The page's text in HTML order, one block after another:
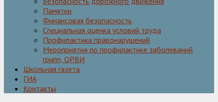
Памятки
Финансовая безопасность
Специальная оценка условий труда
Профилактика правонарушений
Мероприятия по профилактике заболеваний
грипп, ОРВИ
Школьная газета
ГИА
Контакты